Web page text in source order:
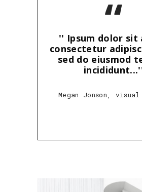
“
'' Ipsum dolor sit
consectetur
sed do eiusmod
Megan Jonson,